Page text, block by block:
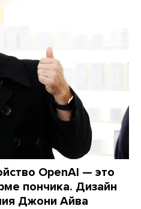
OpenAI — это
пончика. Дизайн
Джони Айва